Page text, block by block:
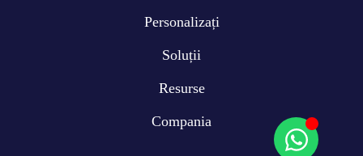
Personalizați
Soluții
Resurse
Compania